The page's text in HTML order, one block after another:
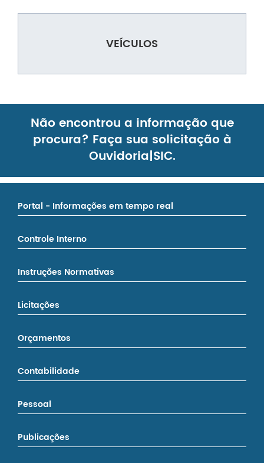
VEÍCULOS
Não encontrou a informação que
procura? Faça sua solicitação à
Ouvidoria|SIC.
Portal - Informações em tempo real
Controle Interno
Instruções Normativas
Licitações
Orçamentos
Contabilidade
Pessoal
Publicações